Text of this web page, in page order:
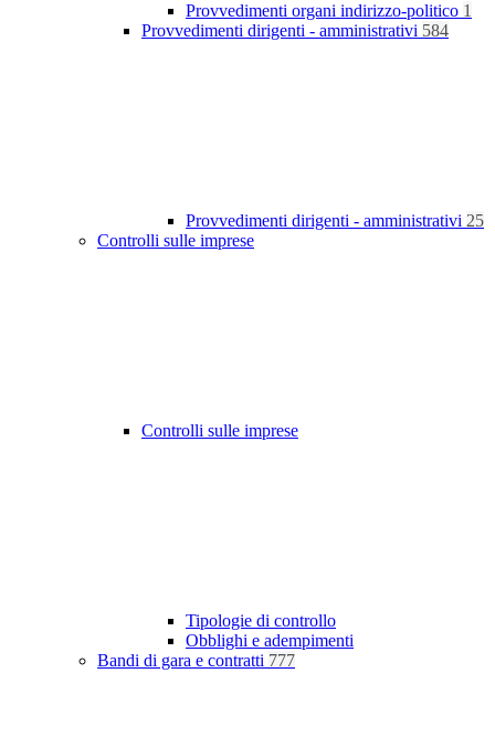
Provvedimenti organi indirizzo-politico 1
Provvedimenti dirigenti - amministrativi 584
Provvedimenti dirigenti - amministrativi 25
Controlli sulle imprese
Controlli sulle imprese
Tipologie di controllo
Obblighi e adempimenti
Bandi di gara e contratti 777